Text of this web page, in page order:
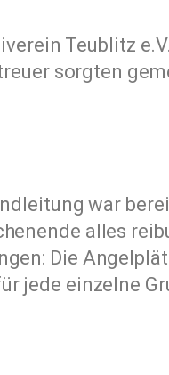
Teublitz
sorgten
war
alles
Die
jede einzelne